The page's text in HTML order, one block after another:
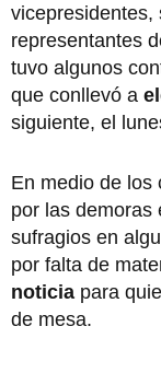
vicepresidentes,
representantes
tuvo algunos
que conllevó a
siguiente, el
En medio de los
por las demoras
sufragios en
por falta de
noticia para
de mesa.